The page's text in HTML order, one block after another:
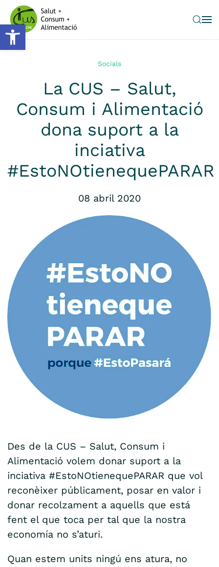
Obre la barra d'eines
Skip to main content
Socials
La CUS – Salut,
Consum i Alimentació
dona suport a la
inciativa
#EstoNOtienequePARAR
08 abril 2020
Des de la CUS – Salut, Consum i
Alimentació volem donar suport a la
inciativa #EstoNOtienequePARAR que vol
reconèixer públicament, posar en valor i
donar recolzament a aquells que está
fent el que toca per tal que la nostra
economía no s’aturi.
Quan estem units ningú ens atura, no